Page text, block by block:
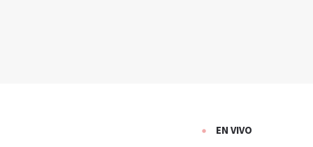
EN VIVO